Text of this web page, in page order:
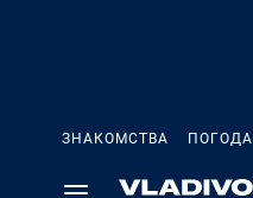
ЗНАКОМСТВА ПОГОДА